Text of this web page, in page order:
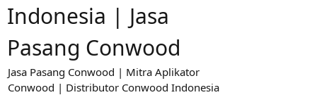
Indonesia | Jasa
Pasang Conwood
Jasa Pasang Conwood | Mitra Aplikator
Conwood | Distributor Conwood Indonesia